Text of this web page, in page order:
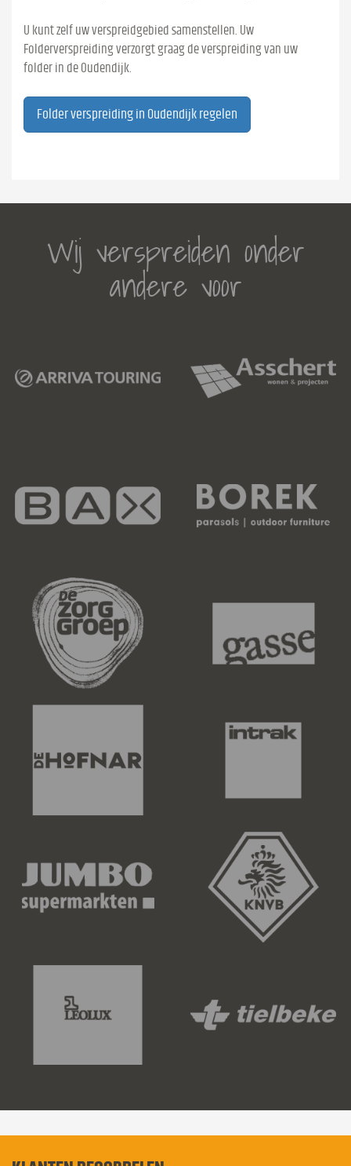
U kunt zelf uw verspreidgebied samenstellen. Uw
Folderverspreiding verzorgt graag de verspreiding van uw
folder in de Oudendijk.
Folder verspreiding in Oudendijk regelen
Wij verspreiden onder
andere voor